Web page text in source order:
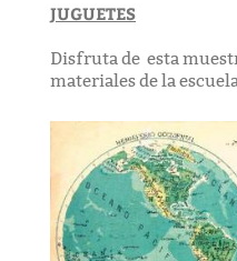
JUGUETES
Disfruta de esta
materiales de la